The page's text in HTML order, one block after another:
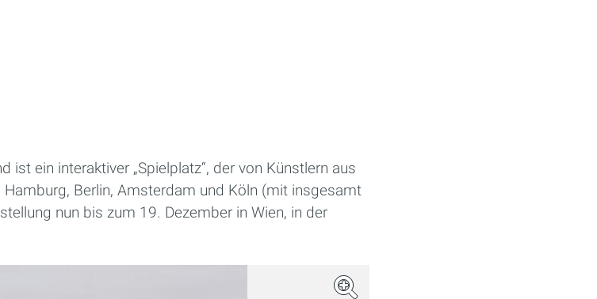
ist ein interaktiver „Spielplatz“, der von Künstlern aus
Berlin, Amsterdam und Köln (mit insgesamt
nun bis zum 19. Dezember in Wien, in der